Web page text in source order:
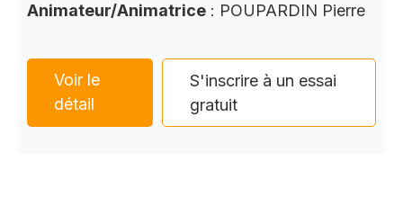
Animateur/Animatrice : POUPARDIN Pierre
Voir le
détail
S'inscrire à un essai
gratuit